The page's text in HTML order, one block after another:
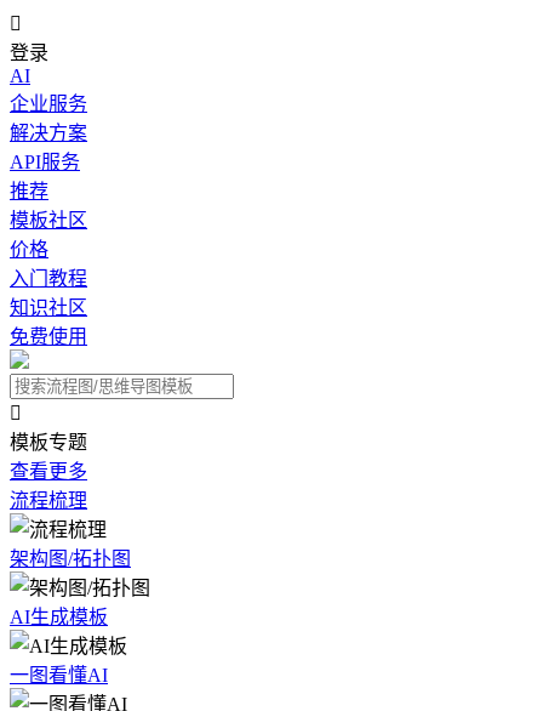

登录
AI
企业服务
解决方案
API服务
推荐
模板社区
价格
入门教程
知识社区
免费使用

模板专题
查看更多
流程梳理
架构图/拓扑图
AI生成模板
一图看懂AI